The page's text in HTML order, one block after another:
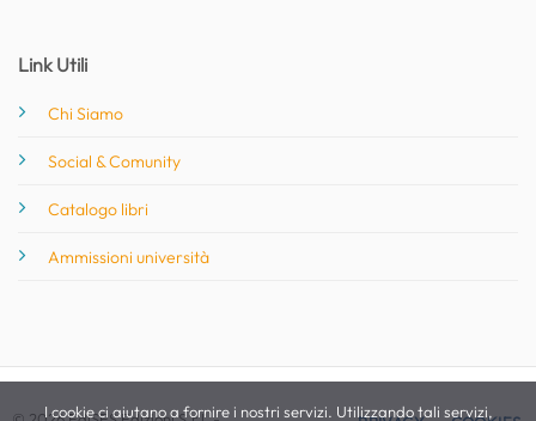
Link Utili
Chi Siamo
Social & Comunity
Catalogo libri
Ammissioni università
I cookie ci aiutano a fornire i nostri servizi. Utilizzando tali servizi,